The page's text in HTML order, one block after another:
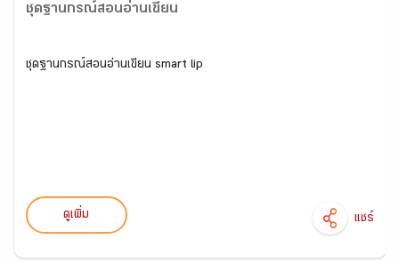
ชุดฐานกรณ์สอนอ่านเขียน
ชุดฐานกรณ์สอนอ่านเขียน smart lip
ดูเพิ่ม แชร์